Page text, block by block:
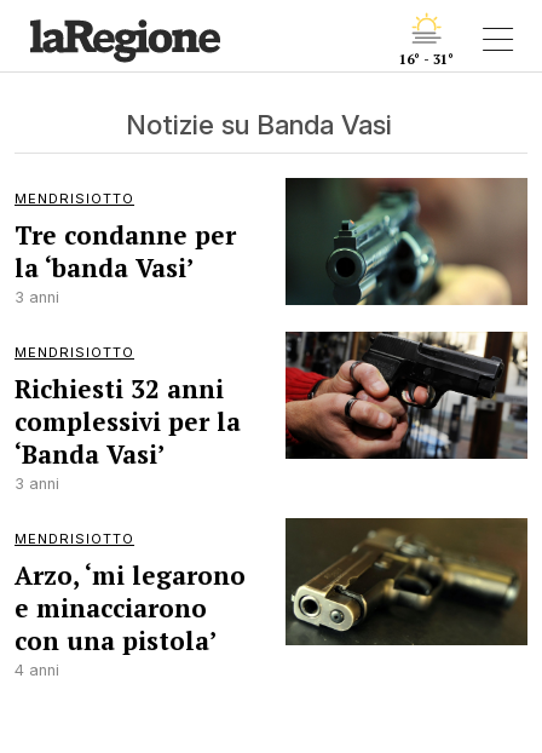
16° - 31°
Notizie su Banda Vasi
MENDRISIOTTO
Tre condanne per
la ‘banda Vasi’
3 anni
MENDRISIOTTO
Richiesti 32 anni
complessivi per la
‘Banda Vasi’
3 anni
MENDRISIOTTO
Arzo, ‘mi legarono
e minacciarono
con una pistola’
4 anni